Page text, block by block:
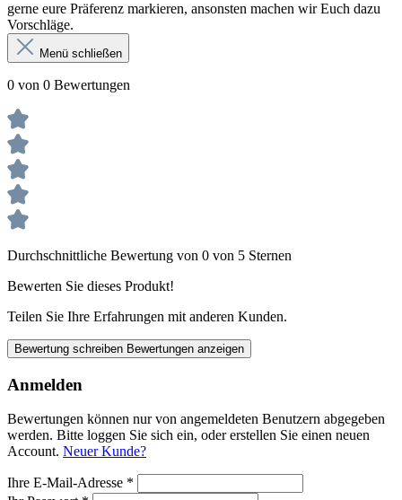
gerne eure Präferenz markieren, ansonsten machen wir Euch dazu
Vorschläge.
Menü schließen
0 von 0 Bewertungen
Durchschnittliche Bewertung von 0 von 5 Sternen
Bewerten Sie dieses Produkt!
Teilen Sie Ihre Erfahrungen mit anderen Kunden.
Bewertung schreiben Bewertungen anzeigen
Anmelden
Bewertungen können nur von angemeldeten Benutzern abgegeben
werden. Bitte loggen Sie sich ein, oder erstellen Sie einen neuen
Account. Neuer Kunde?
Ihre E-Mail-Adresse *